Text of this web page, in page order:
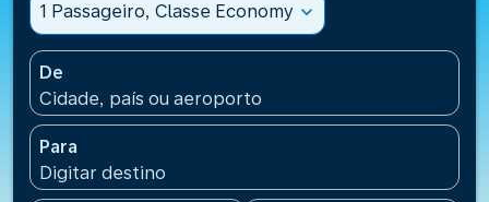
1 Passageiro, Classe Economy expand_more
De
Cidade, país ou aeroporto
Para
Digitar destino